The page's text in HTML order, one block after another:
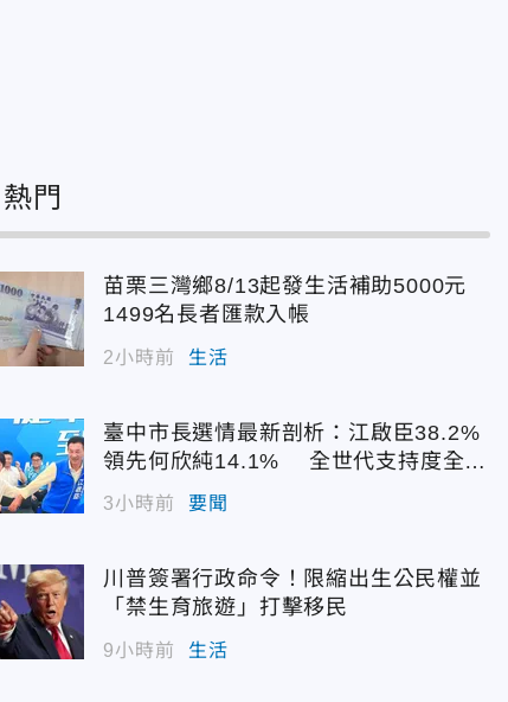
熱門
苗栗三灣鄉8/13起發生活補助5000元
1499名長者匯款入帳
2小時前 生活
臺中市長選情最新剖析：江啟臣38.2%
領先何欣純14.1% 全世代支持度全面
居首
3小時前 要聞
川普簽署行政命令！限縮出生公民權並
「禁生育旅遊」打擊移民
9小時前 生活